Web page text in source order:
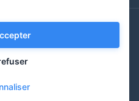
Grego - tous droits